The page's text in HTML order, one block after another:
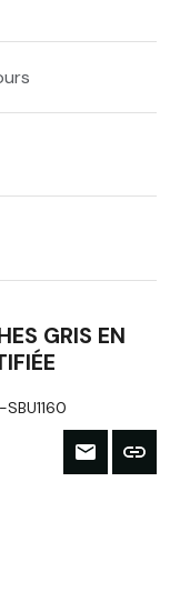
GRIS EN
SBU1160